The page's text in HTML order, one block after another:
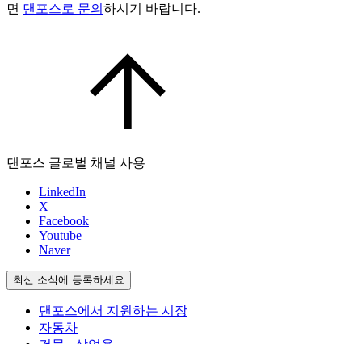
면 댄포스로 문의 하시기 바랍니다.
댄포스 글로벌 채널 사용
LinkedIn
X
Facebook
Youtube
Naver
최신 소식에 등록하세요
댄포스에서 지원하는 시장
자동차